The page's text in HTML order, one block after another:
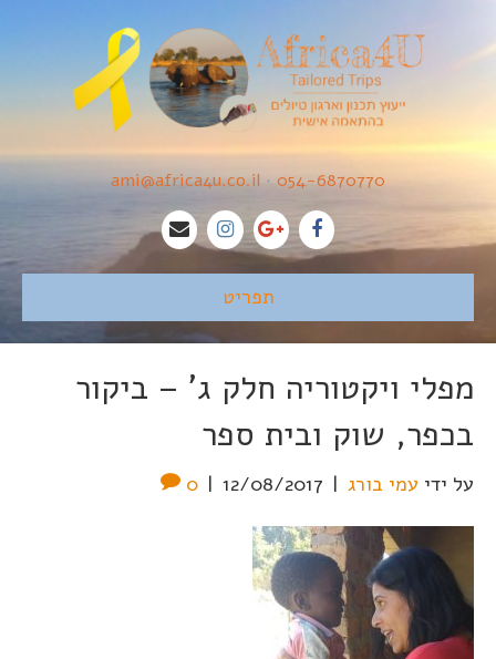
054-6870770
•
ami@africa4u.co.il
תפריט
מפלי ויקטוריה חלק ג' – ביקור
בכפר, שוק ובית ספר
על ידי עמי בורג |
12/08/2017
|
0